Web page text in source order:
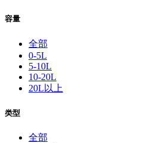
容量
全部
0-5L
5-10L
10-20L
20L以上
类型
全部